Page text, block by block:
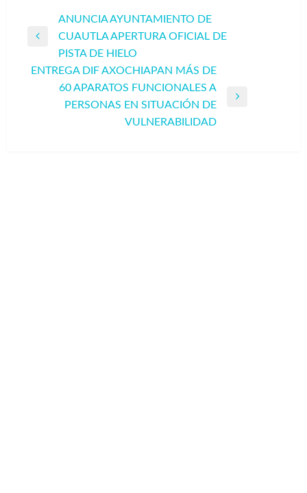
Navegación
de
entradas
ANUNCIA AYUNTAMIENTO DE
CUAUTLA APERTURA OFICIAL DE
PISTA DE HIELO
ENTREGA DIF AXOCHIAPAN MÁS DE
60 APARATOS FUNCIONALES A
PERSONAS EN SITUACIÓN DE
VULNERABILIDAD